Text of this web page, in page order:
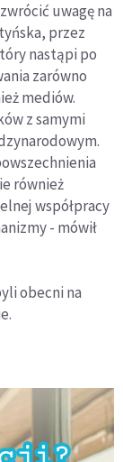
uwagę na
przez
nastąpi po
zarówno
mediów.
z samymi
również
współpracy
- mówił
obecni na